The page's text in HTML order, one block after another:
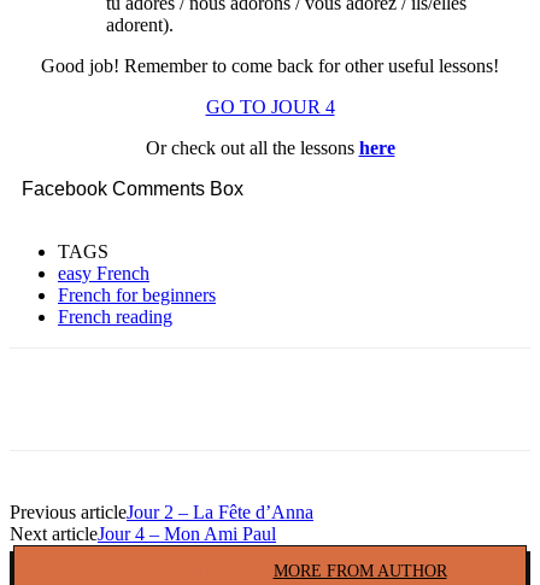
adorent).
Good job! Remember to come back for other useful lessons!
GO TO JOUR 4
Or check out all the lessons here
Facebook Comments Box
TAGS
easy French
French for beginners
French reading
Previous articleJour 2 – La Fête d’Anna
Next articleJour 4 – Mon Ami Paul
MORE FROM AUTHOR